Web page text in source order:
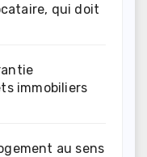
qui doit
immobiliers
au sens